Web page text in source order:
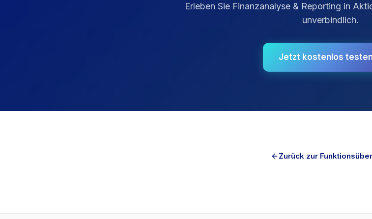
Erleben Sie Finanzanalyse & Reporting in
unverbindlich.
Jetzt kostenlos
Zurück zur